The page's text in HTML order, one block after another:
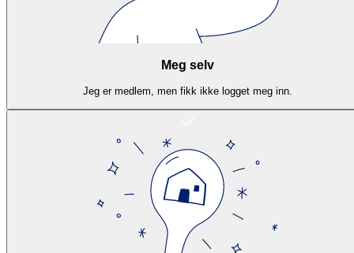
Meg selv
Jeg er medlem, men fikk ikke logget meg inn.